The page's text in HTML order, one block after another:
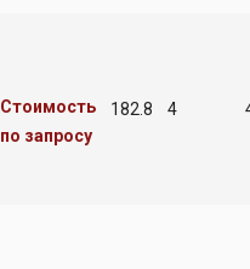
Стоимость
по запросу
182.8 4